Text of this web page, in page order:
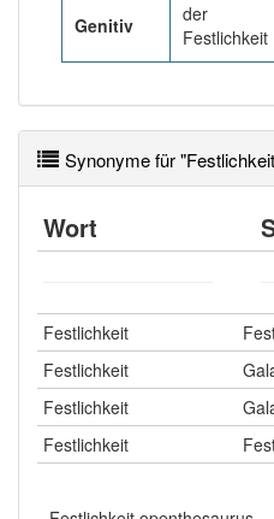
Wörter mit Endung-
90% unserer Spielapp-
Genitiv
der
Festlichkeit
Synonyme für
Wort
Festlichkeit
Festlichkeit
Festlichkeit
Festlichkeit